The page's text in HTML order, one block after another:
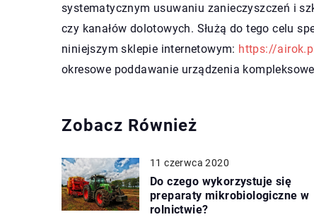
systematycznym usuwaniu zanieczyszczeń i
czy kanałów dolotowych. Służą do tego celu
niniejszym sklepie internetowym: https://
okresowe poddawanie urządzenia
Zobacz Również
11 czerwca 2020
Do czego wykorzystuje się
preparaty mikrobiologiczne w
rolnictwie?